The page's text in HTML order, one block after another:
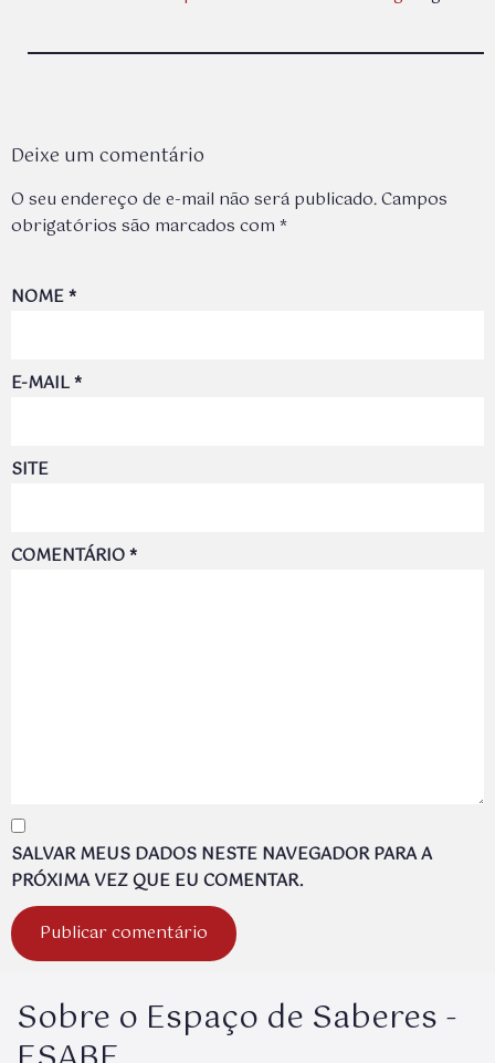
Deixe um comentário
O seu endereço de e-mail não será publicado.Campos
obrigatórios são marcados com *
NOME*
E-MAIL*
SITE
COMENTÁRIO*
SALVAR MEUS DADOS NESTE NAVEGADOR PARA A
PRÓXIMA VEZ QUE EU COMENTAR.
Sobre o Espaço de Saberes -